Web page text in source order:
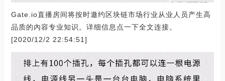
Gate.io直播房间将按时邀约区块链市场行业从业人员产生高
品质的內容专业知识。详细信息点一下全文连接。
[2020/12/2 22:54:51]